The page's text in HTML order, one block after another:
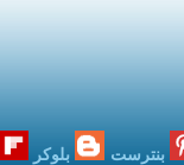
بنترست بلوكر